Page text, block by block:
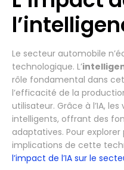
Le secteur automobile
technologique. L’
rôle fondamental dans
l’efficacité de la
utilisateur. Grâce à l’IA,
intelligents, offrant des
adaptatives. Pour
implications de cette
l’impact de l’IA sur le